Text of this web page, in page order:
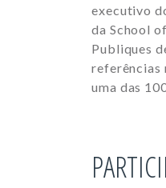
executivo
da School
Publiques
referências
uma das